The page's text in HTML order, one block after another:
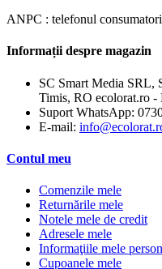
ANPC : telefonul
Informații despre magazin
SC Smart Media SRL,
Timis, RO ecolorat.ro -
Suport WhatsApp:
E-mail:
Contul meu
Comenzile mele
Returnările mele
Notele mele de credit
Adresele mele
Informaţiile mele
Cupoanele mele